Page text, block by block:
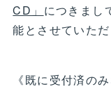
CD」 につきまし
能とさせていただ
《既に受付済の